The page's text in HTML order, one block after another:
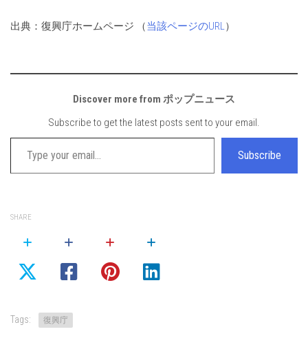
出典：復興庁ホームページ （当該ページのURL）
Discover more from ポップニュース
Subscribe to get the latest posts sent to your email.
Type your email…
Subscribe
SHARE
Tags: 復興庁